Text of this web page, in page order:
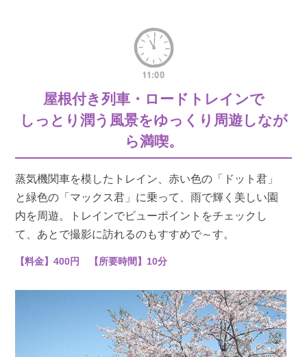
屋根付き列車・ロードトレインで
しっとり潤う風景をゆっくり周遊しなが
ら満喫。
蒸気機関車を模したトレイン、赤い色の「ドット君」
と緑色の「マックス君」に乗って、雨で輝く美しい園
内を周遊。トレインでビューポイントをチェックし
て、あとで撮影に訪れるのもすすめで～す。
【料金】400円 【所要時間】10分